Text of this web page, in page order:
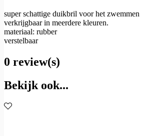
super schattige duikbril voor het zwemmen
verkrijgbaar in meerdere kleuren.
materiaal: rubber
verstelbaar
0 review(s)
Bekijk ook...